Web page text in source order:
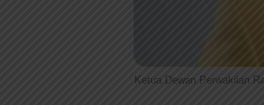
Ketua Dewan Perwakilan